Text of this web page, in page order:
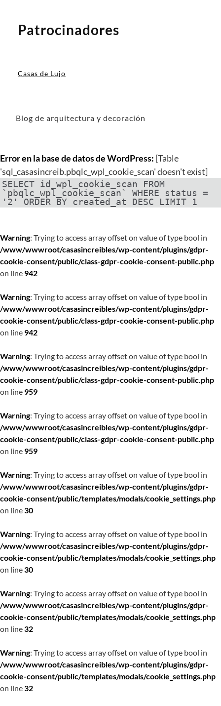
Patrocinadores
Casas de Lujo
Blog de arquitectura y decoración
Error en la base de datos de WordPress: [Table
'sql_casasincreib.pbqlc_wpl_cookie_scan' doesn't exist]
SELECT id_wpl_cookie_scan FROM
`pbqlc_wpl_cookie_scan` WHERE status =
'2' ORDER BY created_at DESC LIMIT 1
Warning: Trying to access array offset on value of type bool in
/www/wwwroot/casasincreibles/wp-content/plugins/gdpr-
cookie-consent/public/class-gdpr-cookie-consent-public.php
on line 942
Warning: Trying to access array offset on value of type bool in
/www/wwwroot/casasincreibles/wp-content/plugins/gdpr-
cookie-consent/public/class-gdpr-cookie-consent-public.php
on line 942
Warning: Trying to access array offset on value of type bool in
/www/wwwroot/casasincreibles/wp-content/plugins/gdpr-
cookie-consent/public/class-gdpr-cookie-consent-public.php
on line 959
Warning: Trying to access array offset on value of type bool in
/www/wwwroot/casasincreibles/wp-content/plugins/gdpr-
cookie-consent/public/class-gdpr-cookie-consent-public.php
on line 959
Warning: Trying to access array offset on value of type bool in
/www/wwwroot/casasincreibles/wp-content/plugins/gdpr-
cookie-consent/public/templates/modals/cookie_settings.php
on line30
Warning: Trying to access array offset on value of type bool in
/www/wwwroot/casasincreibles/wp-content/plugins/gdpr-
cookie-consent/public/templates/modals/cookie_settings.php
on line30
Warning: Trying to access array offset on value of type bool in
/www/wwwroot/casasincreibles/wp-content/plugins/gdpr-
cookie-consent/public/templates/modals/cookie_settings.php
on line32
Warning: Trying to access array offset on value of type bool in
/www/wwwroot/casasincreibles/wp-content/plugins/gdpr-
cookie-consent/public/templates/modals/cookie_settings.php
on line32